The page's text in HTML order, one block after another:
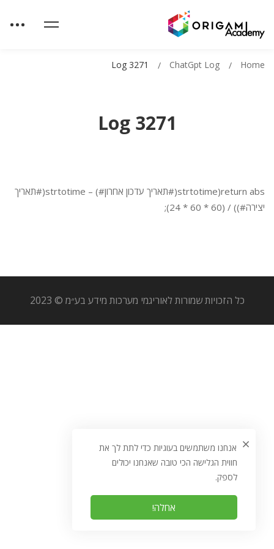
Log 3271
Home
ChatGpt Log
Log 3271
return abs(strtotime(#תאריך עדכון אחרון#) – strtotime(#תאריך
יצירה#)) / (60 * 60 * 24);
כל הזכויות שמורות לאוריגמי מערכות מידע בע״מ © 2023
אנחנו משתמשים בעוגיות כדי לתת לך את
חווית הגלישה הכי טובה שאנחנו יכולים
לספק.
אחלה!